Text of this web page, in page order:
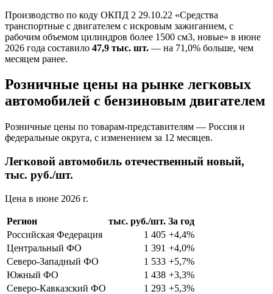
Производство по коду ОКПД 2 29.10.22 «Средства
транспортные с двигателем с искровым зажиганием, с
рабочим объемом цилиндров более 1500 см3, новые» в июне
2026 года составило 47,9 тыс. шт. — на 71,0% больше, чем
месяцем ранее.
Розничные цены на рынке легковых
автомобилей с бензиновым двигателем
Розничные цены по товарам-представителям — Россия и
федеральные округа, с изменением за 12 месяцев.
Легковой автомобиль отечественный новый,
тыс. руб./шт.
Цена в июне 2026 г.
Регион тыс. руб./шт. За год
Российская Федерация
1 405 +4,4%
Центральный ФО
1 391 +4,0%
Северо-Западный ФО
1 533 +5,7%
Южный ФО
1 438 +3,3%
Северо-Кавказский ФО
1 293 +5,3%